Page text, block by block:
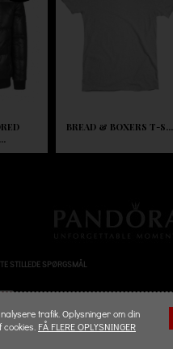
BREAD & BOXERS T-S...
STILLEDE SPØRGSMÅL
trafik. Oplysninger om din
FÅ FLERE OPLYSNINGER